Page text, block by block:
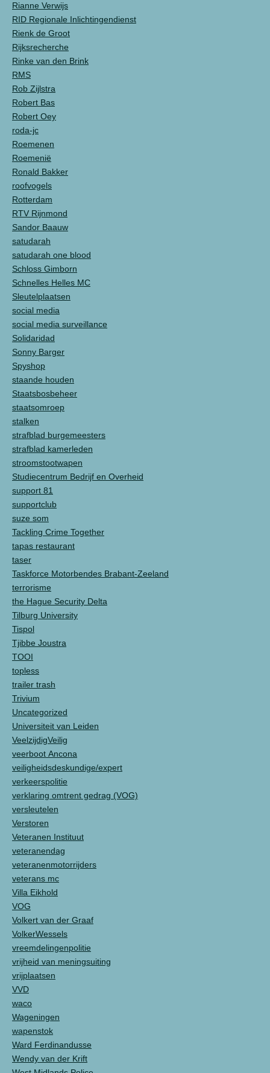
Rianne Verwijs
RID Regionale Inlichtingendienst
Rienk de Groot
Rijksrecherche
Rinke van den Brink
RMS
Rob Zijlstra
Robert Bas
Robert Oey
roda-jc
Roemenen
Roemenië
Ronald Bakker
roofvogels
Rotterdam
RTV Rijnmond
Sandor Baauw
satudarah
satudarah one blood
Schloss Gimborn
Schnelles Helles MC
Sleutelplaatsen
social media
social media surveillance
Solidaridad
Sonny Barger
Spyshop
staande houden
Staatsbosbeheer
staatsomroep
stalken
strafblad burgemeesters
strafblad kamerleden
stroomstootwapen
Studiecentrum Bedrijf en Overheid
support 81
supportclub
suze som
Tackling Crime Together
tapas restaurant
taser
Taskforce Motorbendes Brabant-Zeeland
terrorisme
the Hague Security Delta
Tilburg University
Tispol
Tjibbe Joustra
TOOI
topless
trailer trash
Trivium
Uncategorized
Universiteit van Leiden
VeelzijdigVeilig
veerboot Ancona
veiligheidsdeskundige/expert
verkeerspolitie
verklaring omtrent gedrag (VOG)
versleutelen
Verstoren
Veteranen Instituut
veteranendag
veteranenmotorrijders
veterans mc
Villa Eikhold
VOG
Volkert van der Graaf
VolkerWessels
vreemdelingenpolitie
vrijheid van meningsuiting
vrijplaatsen
VVD
waco
Wageningen
wapenstok
Ward Ferdinandusse
Wendy van der Krift